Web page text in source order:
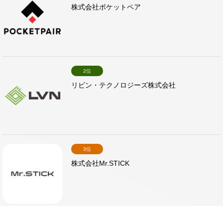
株式会社ポケットペア
2位
リビン・テクノロジーズ株式会社
3位
株式会社Mr.STICK